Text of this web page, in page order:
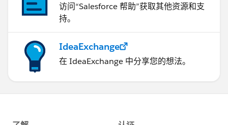
访问“Salesforce 帮助”获取其他资源和支
持。
IdeaExchange
在 IdeaExchange 中分享您的想法。